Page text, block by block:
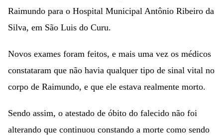
Raimundo para o Hospital Municipal Antônio Ribeiro da
Silva, em São Luis do Curu.
Novos exames foram feitos, e mais uma vez os médicos
constataram que não havia qualquer tipo de sinal vital no
corpo de Raimundo, e que ele estava realmente morto.
Sendo assim, o atestado de óbito do falecido não foi
alterando que continuou constando a morte como sendo